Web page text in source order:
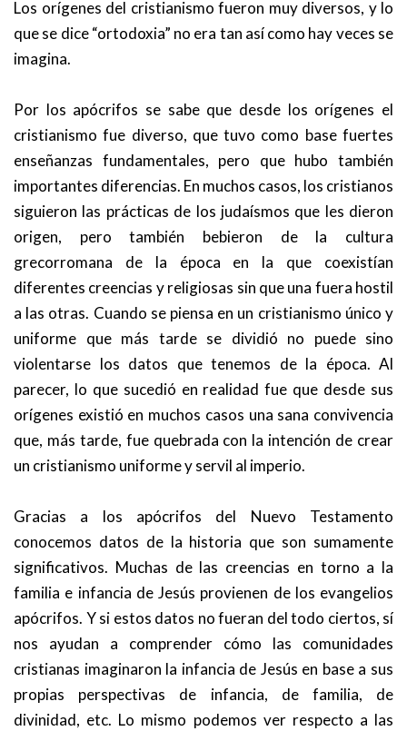
Los orígenes del cristianismo fueron muy diversos, y lo
que se dice “ortodoxia” no era tan así como hay veces se
imagina.
Por los apócrifos se sabe que desde los orígenes el
cristianismo fue diverso, que tuvo como base fuertes
enseñanzas fundamentales, pero que hubo también
importantes diferencias. En muchos casos, los cristianos
siguieron las prácticas de los judaísmos que les dieron
origen, pero también bebieron de la cultura
grecorromana de la época en la que coexistían
diferentes creencias y religiosas sin que una fuera hostil
a las otras. Cuando se piensa en un cristianismo único y
uniforme que más tarde se dividió no puede sino
violentarse los datos que tenemos de la época. Al
parecer, lo que sucedió en realidad fue que desde sus
orígenes existió en muchos casos una sana convivencia
que, más tarde, fue quebrada con la intención de crear
un cristianismo uniforme y servil al imperio.
Gracias a los apócrifos del Nuevo Testamento
conocemos datos de la historia que son sumamente
significativos. Muchas de las creencias en torno a la
familia e infancia de Jesús provienen de los evangelios
apócrifos. Y si estos datos no fueran del todo ciertos, sí
nos ayudan a comprender cómo las comunidades
cristianas imaginaron la infancia de Jesús en base a sus
propias perspectivas de infancia, de familia, de
divinidad, etc. Lo mismo podemos ver respecto a las